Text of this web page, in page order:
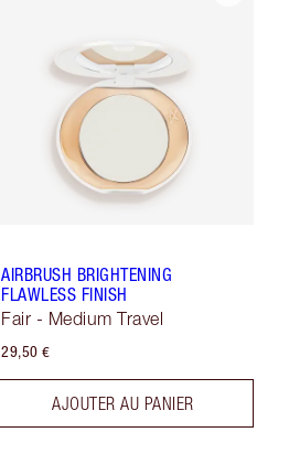
AIRBRUSH BRIGHTENING
FLAWLESS FINISH
Fair - Medium Travel
29,50 €
AJOUTER AU PANIER